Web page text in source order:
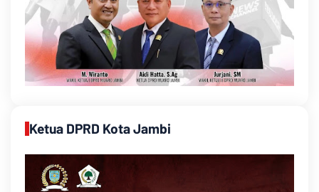
Ketua DPRD Kota Jambi